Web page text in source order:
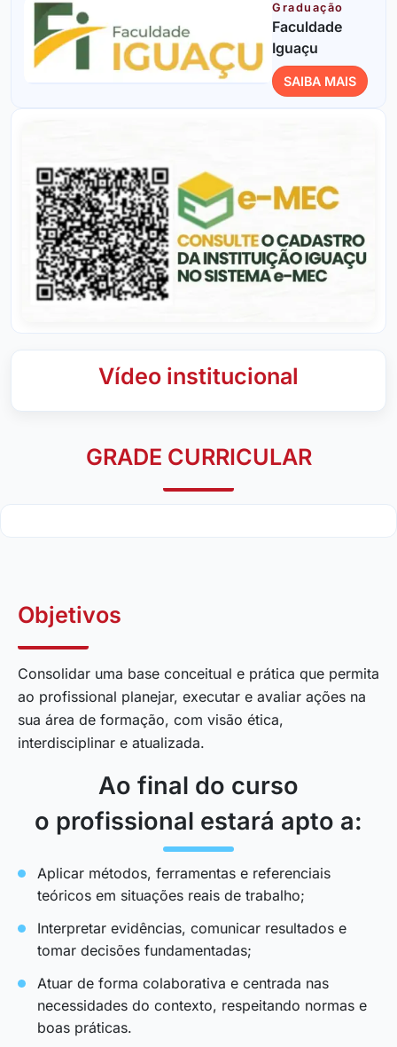
Graduação
Faculdade
Iguaçu
SAIBA MAIS
Vídeo institucional
GRADE CURRICULAR
Objetivos
Consolidar uma base conceitual e prática que permita
ao profissional planejar, executar e avaliar ações na
sua área de formação, com visão ética,
interdisciplinar e atualizada.
Ao final do curso
o profissional estará apto a:
Aplicar métodos, ferramentas e referenciais
teóricos em situações reais de trabalho;
Interpretar evidências, comunicar resultados e
tomar decisões fundamentadas;
Atuar de forma colaborativa e centrada nas
necessidades do contexto, respeitando normas e
boas práticas.